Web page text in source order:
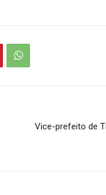
Vice-prefeito de